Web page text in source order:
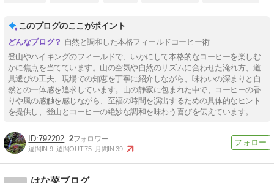
このブログのここがポイント
自然と調和した本格フィールドコーヒー術
登山やハイキングのフィールドで、いかにして本格的なコーヒーを楽しむ
かに焦点を当てています。山の空気や自然のリズムに合わせた淹れ方、道
具選びの工夫、現場での知恵を丁寧に紹介しながら、味わいの深まりと自
然との一体感を追求しています。山の静寂に包まれた中で、コーヒーの香
りや風の感触を感じながら、至福の時間を演出するための具体的なヒント
を提供し、登山とコーヒーの絶妙な調和を味わう喜びを伝えています。
792202 2
週間IN:9 週間OUT:75 月間IN:39
はな菜ブログ